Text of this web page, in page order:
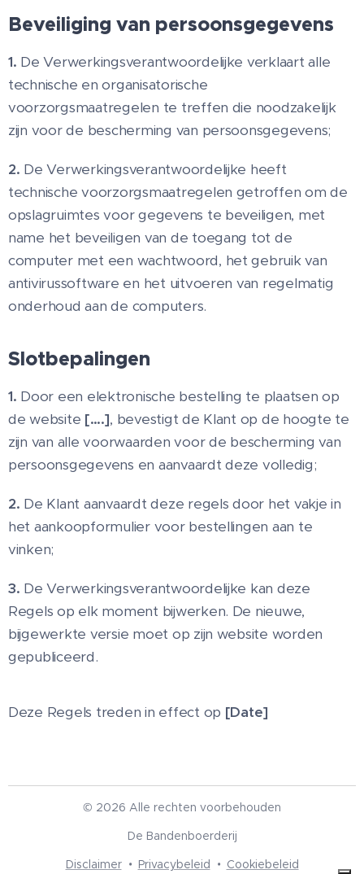
Beveiliging van persoonsgegevens
1. De Verwerkingsverantwoordelijke verklaart alle
technische en organisatorische
voorzorgsmaatregelen te treffen die noodzakelijk
zijn voor de bescherming van persoonsgegevens;
2. De Verwerkingsverantwoordelijke heeft
technische voorzorgsmaatregelen getroffen om de
opslagruimtes voor gegevens te beveiligen, met
name het beveiligen van de toegang tot de
computer met een wachtwoord, het gebruik van
antivirussoftware en het uitvoeren van regelmatig
onderhoud aan de computers.
Slotbepalingen
1. Door een elektronische bestelling te plaatsen op
de website [….], bevestigt de Klant op de hoogte te
zijn van alle voorwaarden voor de bescherming van
persoonsgegevens en aanvaardt deze volledig;
2. De Klant aanvaardt deze regels door het vakje in
het aankoopformulier voor bestellingen aan te
vinken;
3. De Verwerkingsverantwoordelijke kan deze
Regels op elk moment bijwerken. De nieuwe,
bijgewerkte versie moet op zijn website worden
gepubliceerd.
Deze Regels treden in effect op [Date]
© 2026 Alle rechten voorbehouden
De Bandenboerderij
Disclaimer
Privacybeleid Cookiebeleid